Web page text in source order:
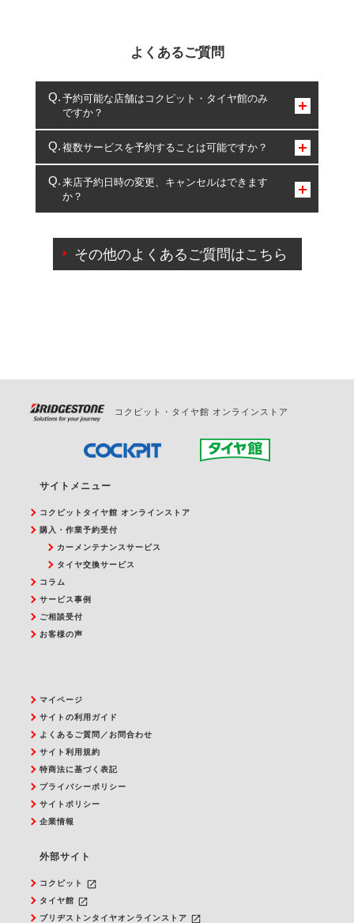
よくあるご質問
予約可能な店舗はコクピット・タイヤ館のみ
ですか？
コクピット・タイヤ館のみとなります。
複数サービスを予約することは可能ですか？
複数サービスのご予約は可能です。
一部の商品・サービスの組み合わせに限り、同時にご予約が
出来ないものもございます。
来店予約日時の変更、キャンセルはできます
か？
ご来店予約日の3営業日前を過ぎている場合のご予約
の日時変更につきましては、直接ご予約の店舗まで
その他のよくあるご質問はこちら
コクピット・タイヤ館 オンラインストア
サイトメニュー
コクピットタイヤ館 オンラインストア
購入・作業予約受付
カーメンテナンスサービス
タイヤ交換サービス
コラム
サービス事例
ご相談受付
お客様の声
マイページ
サイトの利用ガイド
よくあるご質問／お問合わせ
サイト利用規約
特商法に基づく表記
プライバシーポリシー
サイトポリシー
企業情報
外部サイト
コクピット launch
タイヤ館 launch
ブリヂストンタイヤオンラインストア launch